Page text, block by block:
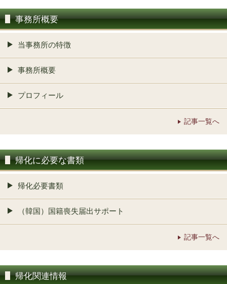
事務所概要
当事務所の特徴
事務所概要
プロフィール
記事一覧へ
帰化に必要な書類
帰化必要書類
（韓国）国籍喪失届出サポート
記事一覧へ
帰化関連情報